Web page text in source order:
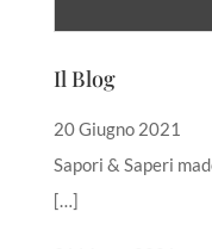
Il Blog
20 Giugno 2021
Sapori & Saperi
[…]